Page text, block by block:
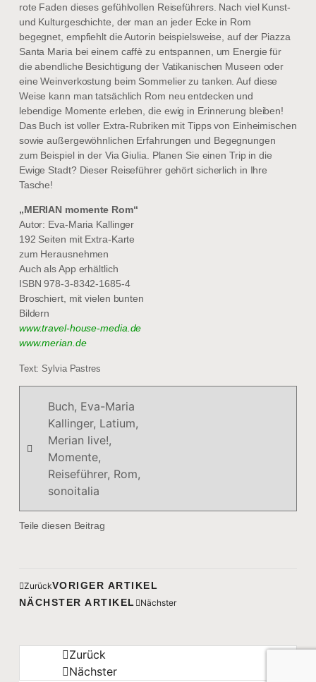
rote Faden dieses gefühlvollen Reiseführers. Nach viel Kunst-
und Kulturgeschichte, der man an jeder Ecke in Rom
begegnet, empfiehlt die Autorin beispielsweise, auf der Piazza
Santa Maria bei einem caffè zu entspannen, um Energie für
die abendliche Besichtigung der Vatikanischen Museen oder
eine Weinverkostung beim Sommelier zu tanken. Auf diese
Weise kann man tatsächlich Rom neu entdecken und
lebendige Momente erleben, die ewig in Erinnerung bleiben!
Das Buch ist voller Extra-Rubriken mit Tipps von Einheimischen
sowie außergewöhnlichen Erfahrungen und Begegnungen
zum Beispiel in der Via Giulia. Planen Sie einen Trip in die
Ewige Stadt? Dieser Reiseführer gehört sicherlich in Ihre
Tasche!
„MERIAN momente Rom“
Autor: Eva-Maria Kallinger
192 Seiten mit Extra-Karte
zum Herausnehmen
Auch als App erhältlich
ISBN 978-3-8342-1685-4
Broschiert, mit vielen bunten
Bildern
www.travel-house-media.de
www.merian.de
Text: Sylvia Pastres
Buch, Eva-Maria
Kallinger, Latium,
Merian live!,
Momente,
Reiseführer, Rom,
sonoitalia
Teile diesen Beitrag
ZurückVORIGER ARTIKEL
NÄCHSTER ARTIKEL
Nächster
Zurück
Nächster